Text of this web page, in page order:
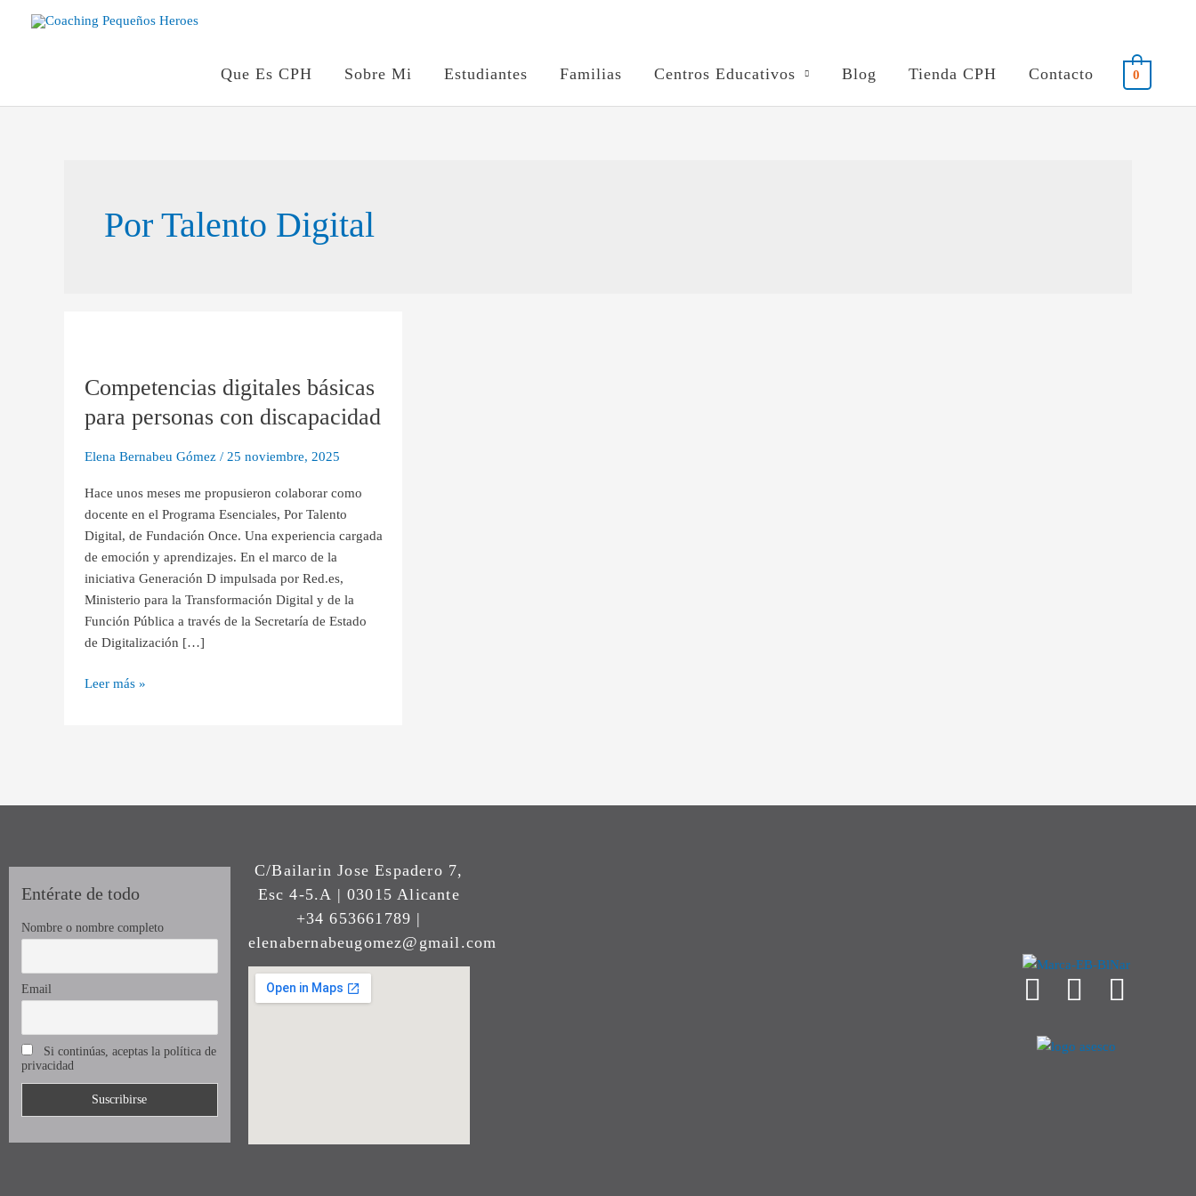
Que Es CPH Sobre Mi Estudiantes Familias Centros Educativos Blog Tienda CPH Contacto 0
Por Talento Digital
Competencias digitales básicas
para personas con discapacidad
Elena Bernabeu Gómez / 25 noviembre, 2025
Hace unos meses me propusieron colaborar como
docente en el Programa Esenciales, Por Talento
Digital, de Fundación Once. Una experiencia cargada
de emoción y aprendizajes. En el marco de la
iniciativa Generación D impulsada por Red.es,
Ministerio para la Transformación Digital y de la
Función Pública a través de la Secretaría de Estado
de Digitalización […]
básicas
personas
Leer más »
Entérate de todo
Nombre o nombre completo
Email
Si continúas, aceptas la política de
privacidad
C/Bailarin Jose Espadero 7,
Esc 4-5.A | 03015 Alicante
+34 653661789 |
elenabernabeugomez@gmail.com